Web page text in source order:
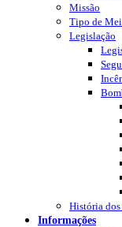
Missão
Tipo de
Legislação
História
Informações